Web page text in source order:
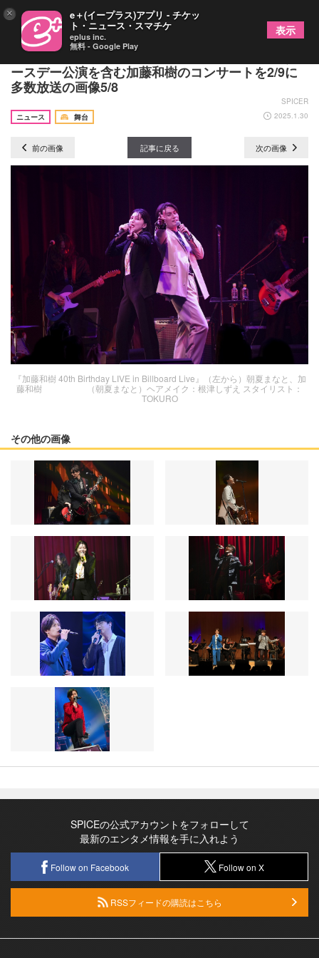
「どっぷり加藤和樹DAY」と題して、40歳を祝うバ
ースデー公演を含む加藤和樹のコンサートを2/9に
多数放送の画像5/8
SPICER
ニュース
舞台 2025.1.30
前の画像 記事に戻る 次の画像
『加藤和樹 40th Birthday LIVE in Billboard Live』（左から）朝夏まなと、加
藤和樹 （朝夏まなと）ヘアメイク：根津しずえ スタイリスト：
TOKURO
その他の画像
SPICEの公式アカウントをフォローして
最新のエンタメ情報を手に入れよう
Follow on Facebook Follow on X
RSSフィードの購読はこちら
× e＋(イープラス)アプリ - チケッ
ト・ニュース・スマチケ
eplus inc.
無料 - Google Play
表示